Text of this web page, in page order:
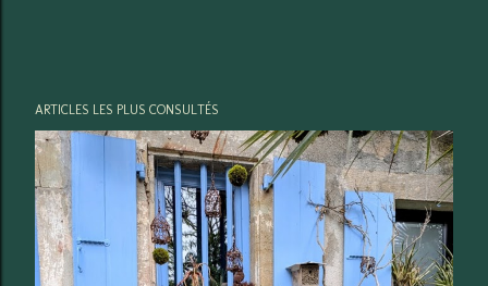
ARTICLES LES PLUS CONSULTÉS